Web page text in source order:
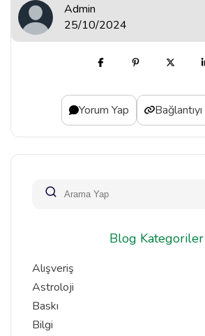
Admin
25/10/2024
Yorum Yap
Blog Kategoriler
Alışveriş
Astroloji
Baskı
Bilgi